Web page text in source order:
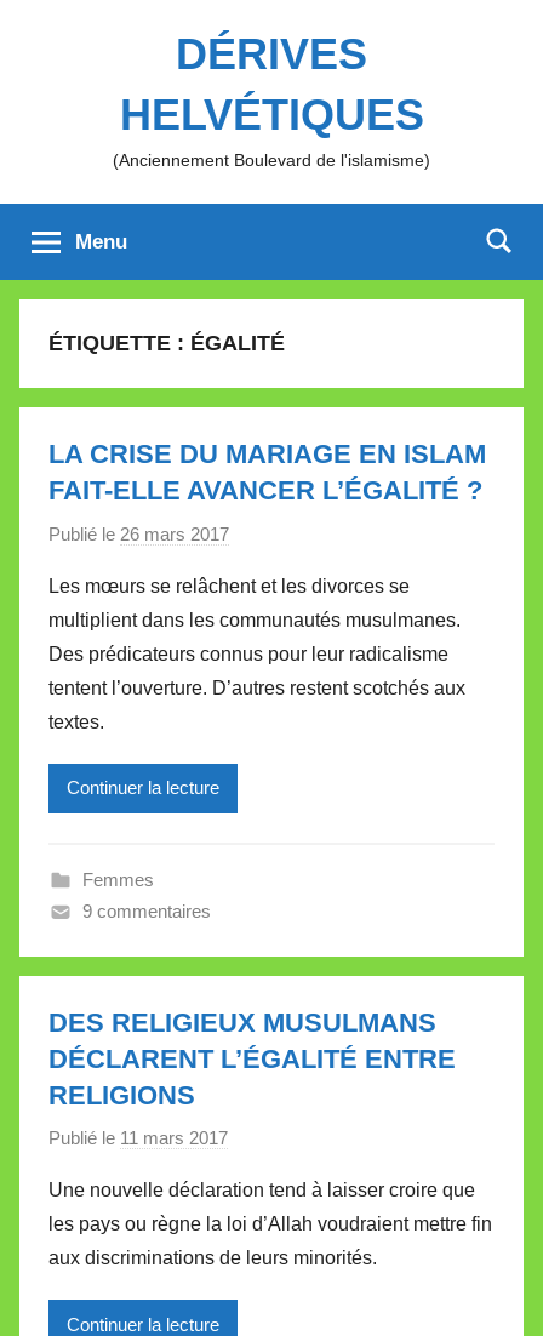
DÉRIVES
HELVÉTIQUES
(Anciennement Boulevard de l'islamisme)
Menu
ÉTIQUETTE : ÉGALITÉ
LA CRISE DU MARIAGE EN ISLAM
FAIT-ELLE AVANCER L’ÉGALITÉ ?
Publié le 26 mars 2017
r
M
i
r
l
l
t
t
Les mœurs se relâchent et les divorces se
multiplient dans les communautés musulmanes.
Des prédicateurs connus pour leur radicalisme
tentent l’ouverture. D’autres restent scotchés aux
textes.
Continuer la lecture
Femmes
9 commentaires
DES RELIGIEUX MUSULMANS
DÉCLARENT L’ÉGALITÉ ENTRE
RELIGIONS
Publié le 11 mars 2017
r
M
i
r
Une nouvelle déclaration tend à laisser croire que
les pays ou règne la loi d’Allah voudraient mettre fin
aux discriminations de leurs minorités.
Continuer la lecture